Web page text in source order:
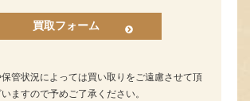
買取フォーム
管状況によっては買い取りをご遠慮させて頂
ますので予めご了承ください。